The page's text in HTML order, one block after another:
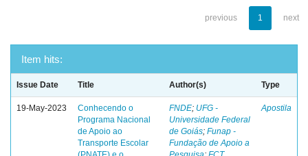
previous 1 next
Item hits:
Issue Date Title Author(s) Type
19-May-2023
Conhecendo o
Programa Nacional
de Apoio ao
Transporte Escolar
FNDE; UFG -
Universidade Federal
de Goiás; Funap -
Fundação de Apoio a
Apostila